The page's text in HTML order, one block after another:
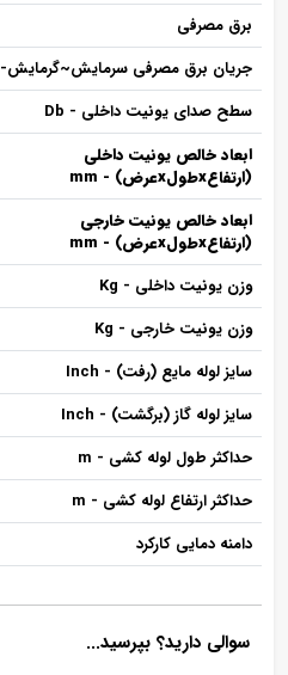
برق مصرفی
جریان برق مصرفی سرمایش~گرمایش- Amp
سطح صدای یونیت داخلی - Db
ابعاد خالص یونیت داخلی
(ارتفاعxطولxعرض)
- mm
ابعاد خالص یونیت خارجی
(ارتفاعxطولxعرض)
- mm
وزن یونیت داخلی - Kg
وزن یونیت خارجی - Kg
سایز لوله مایع (رفت) - Inch
سایز لوله گاز (برگشت) - Inch
حداکثر طول لوله کشی - m
حداکثر ارتفاع لوله کشی - m
دامنه دمایی کارکرد
سوالی دارید؟ بپرسید...